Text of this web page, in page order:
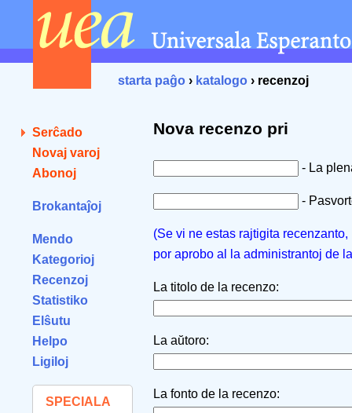
starta paĝo › katalogo › recenzoj
Serĉado
Novaj varoj
Abonoj
Brokantaĵoj
Mendo
Kategorioj
Recenzoj
Statistiko
Elŝutu
Helpo
Ligiloj
SPECIALA
Nova recenzo pri
- La
-
(Se vi ne estas rajtigita
por aprobo al la administrantoj de
La titolo de la recenzo:
La aŭtoro:
La fonto de la recenzo: